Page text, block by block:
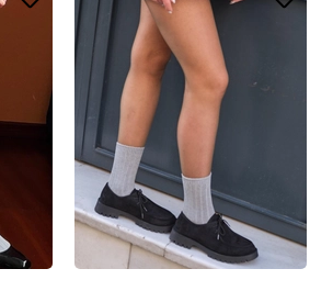
Bolero ise bu dengeyi mükemmel bir